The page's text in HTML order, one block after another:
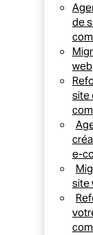
de
web
site
e-
site